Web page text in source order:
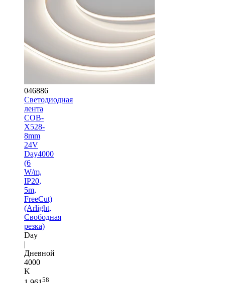
046886
Светодиодная
лента
COB-
X528-
8mm
24V
Day4000
(6
W/m,
IP20,
5m,
FreeCut)
(Arlight,
Свободная
резка)
Day
|
Дневной
4000
K
58